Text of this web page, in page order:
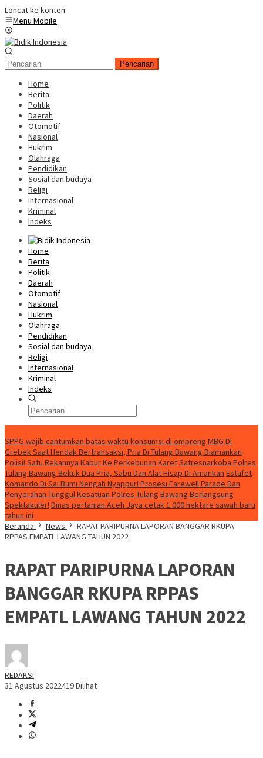
Loncat ke konten
Menu Mobile
Pencarian
Home
Berita
Politik
Daerah
Otomotif
Nasional
Hukrim
Olahraga
Pendidikan
Sosial dan budaya
Religi
Internasional
Kriminal
Indeks
Home
Berita
Politik
Daerah
Otomotif
Nasional
Hukrim
Olahraga
Pendidikan
Sosial dan budaya
Religi
Internasional
Kriminal
Indeks
SPPG wajib cantumkan batas waktu konsumsi di ompreng MBG Di
Grebek Saat Hendak Bertransaksi, Pria Di Tulang Bawang Diamankan
Polisi! Satu Rekannya Kabur Ke Perkebunan KaretSatresnarkoba Polres
Tulang Bawang Bekuk Dua Pria, Sabu Dan Alat Hisap Di Amankan Estafet
Komando Di Sai Bumi Nengah Nyappur! Prosesi Farewell Parade Dan
Penyerahan Tunggul Kesatuan Polres Tulang Bawang Berlangsung
Spektakuler! Dinas pertanian Aceh Jaya cetak 1.000 hektare sawah baru
tahun ini
Beranda
News
RAPAT PARIPURNA LAPORAN BANGGAR RKUPA
RPPAS EMPATL LAWANG TAHUN 2022
RAPAT PARIPURNA LAPORAN
BANGGAR RKUPA RPPAS
EMPATL LAWANG TAHUN 2022
REDAKSI
31 Agustus 2022419 Dilihat